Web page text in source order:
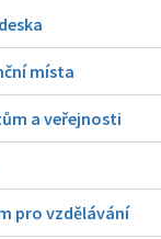
místa
a veřejnosti
pro vzdělávání